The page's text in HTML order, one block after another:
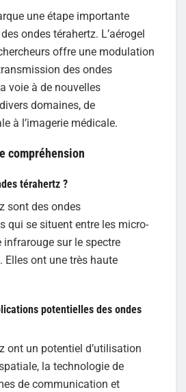
une étape importante
ondes térahertz. L’aérogel
offre une modulation
des ondes
voie à de nouvelles
domaines, de
à l’imagerie médicale.
compréhension
térahertz ?
sont des ondes
qui se situent entre les micro-
infrarouge sur le spectre
Elles ont une très haute
potentielles des ondes
ont un potentiel d’utilisation
la technologie de
de communication et